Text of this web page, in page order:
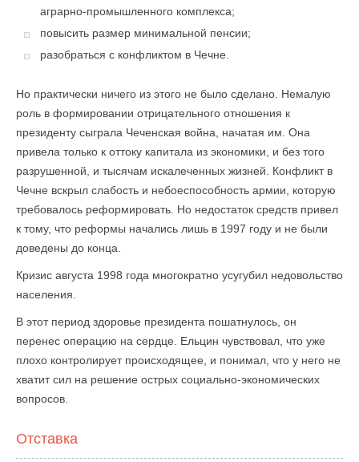
аграрно-промышленного комплекса;
повысить размер минимальной пенсии;
разобраться с конфликтом в Чечне.
Но практически ничего из этого не было сделано. Немалую
роль в формировании отрицательного отношения к
президенту сыграла Чеченская война, начатая им. Она
привела только к оттоку капитала из экономики, и без того
разрушенной, и тысячам искалеченных жизней. Конфликт в
Чечне вскрыл слабость и небоеспособность армии, которую
требовалось реформировать. Но недостаток средств привел
к тому, что реформы начались лишь в 1997 году и не были
доведены до конца.
Кризис августа 1998 года многократно усугубил недовольство
населения.
В этот период здоровье президента пошатнулось, он
перенес операцию на сердце. Ельцин чувствовал, что уже
плохо контролирует происходящее, и понимал, что у него не
хватит сил на решение острых социально-экономических
вопросов.
Отставка